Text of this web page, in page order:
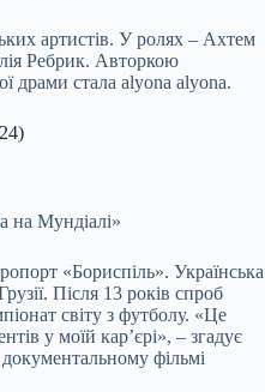
артистів. У ролях – Ахтем
Ребрик. Авторкою
драми стала alyona alyona.
на Мундіалі»
«Бориспіль». Українська
Після 13 років спроб
світу з футболу. «Це
у моїй карʼєрі», – згадує
фільмі